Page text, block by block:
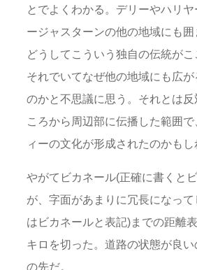
とでよくわかる。デリーやハリ
ージャスターンの他の地域にも囲
どうしてこういう独自の伝統がこ
それでいてなぜ他の地域にも広
のかと不思議に思う。それとは反
ころから周辺部に伝播した範囲
ィーの文化が形成されたのかもし
やがてビカネール(正確に書くと
が、字面があまりに冗長になっ
はビカネールと表記)までの距離
キロを切った。道路の状態が良
の先だ。